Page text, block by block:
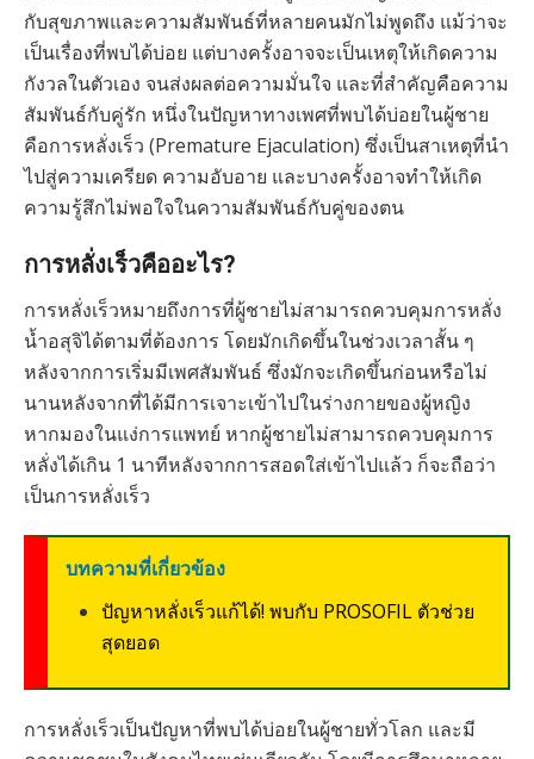
กับสุขภาพและความสัมพันธ์ที่หลายคนมักไม่พูดถึง แม้ว่าจะ
เป็นเรื่องที่พบได้บ่อย แต่บางครั้งอาจจะเป็นเหตุให้เกิดความ
กังวลในตัวเอง จนส่งผลต่อความมั่นใจ และที่สำคัญคือความ
สัมพันธ์กับคู่รัก หนึ่งในปัญหาทางเพศที่พบได้บ่อยในผู้ชาย
คือการหลั่งเร็ว (Premature Ejaculation) ซึ่งเป็นสาเหตุที่นำ
ไปสู่ความเครียด ความอับอาย และบางครั้งอาจทำให้เกิด
ความรู้สึกไม่พอใจในความสัมพันธ์กับคู่ของตน
การหลั่งเร็วคืออะไร?
การหลั่งเร็วหมายถึงการที่ผู้ชายไม่สามารถควบคุมการหลั่ง
น้ำอสุจิได้ตามที่ต้องการ โดยมักเกิดขึ้นในช่วงเวลาสั้น ๆ
หลังจากการเริ่มมีเพศสัมพันธ์ ซึ่งมักจะเกิดขึ้นก่อนหรือไม่
นานหลังจากที่ได้มีการเจาะเข้าไปในร่างกายของผู้หญิง
หากมองในแง่การแพทย์ หากผู้ชายไม่สามารถควบคุมการ
หลั่งได้เกิน 1 นาทีหลังจากการสอดใส่เข้าไปแล้ว ก็จะถือว่า
เป็นการหลั่งเร็ว
บทความที่เกี่ยวข้อง
ปัญหาหลั่งเร็วแก้ได้! พบกับ PROSOFIL ตัวช่วย
สุดยอด
การหลั่งเร็วเป็นปัญหาที่พบได้บ่อยในผู้ชายทั่วโลก และมี